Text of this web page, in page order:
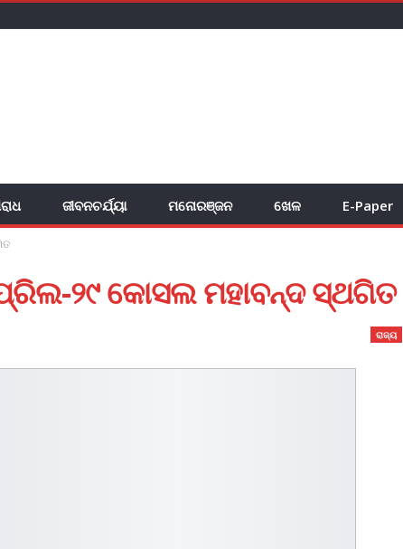
ଜୀବନଚର୍ଯ୍ୟା ମନୋରଞ୍ଜନ ଖେଳ E-Paper
୨୯ କୋସଲ ମହାବନ୍ଦ ସ୍ଥଗିତ
ରାଜ୍ୟ